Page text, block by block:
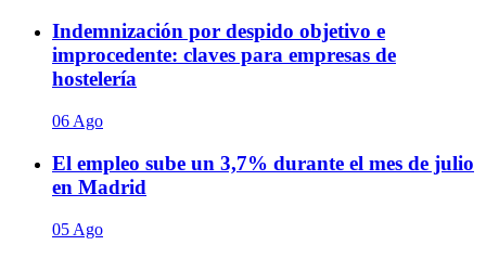
Indemnización por despido objetivo e
improcedente: claves para empresas de
hostelería
06 Ago
El empleo sube un 3,7% durante el mes de julio
en Madrid
05 Ago